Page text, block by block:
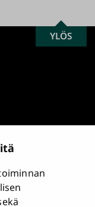
SCROLL
TO
YLÖS